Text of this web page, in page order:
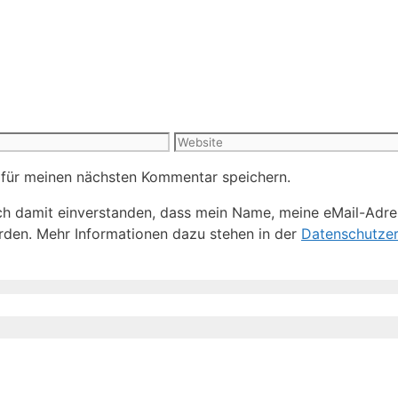
Website
meinen nächsten Kommentar speichern.
einverstanden, dass mein Name, meine eMail-
Mehr Informationen dazu stehen in der